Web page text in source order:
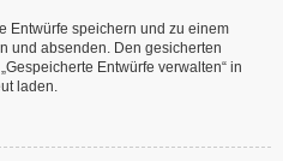
Entwürfe speichern und zu einem
und absenden. Den gesicherten
Entwürfe verwalten“ in
laden.